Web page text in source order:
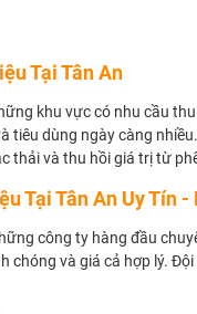
Tại Tân An
khu vực có nhu cầu
tiêu dùng ngày càng
thải và thu hồi giá trị từ
Tại Tân An Uy Tín
công ty hàng đầu
chóng và giá cả hợp lý.